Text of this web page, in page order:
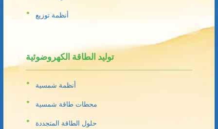
أنظمة توزيع
توليد الطاقة الكهروضوئية
أنظمة شمسية
محطات طاقة شمسية
حلول الطاقة المتجددة